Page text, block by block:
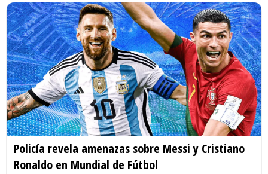
Policía revela amenazas sobre Messi y Cristiano
Ronaldo en Mundial de Fútbol